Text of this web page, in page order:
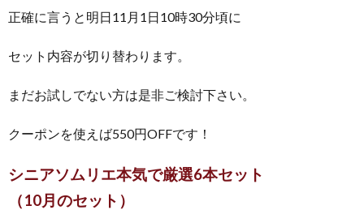
正確に言うと明日11月1日10時30分頃に
セット内容が切り替わります。
まだお試しでない方は是非ご検討下さい。
クーポンを使えば550円OFFです！
シニアソムリエ本気で厳選6本セット
（10月のセット）